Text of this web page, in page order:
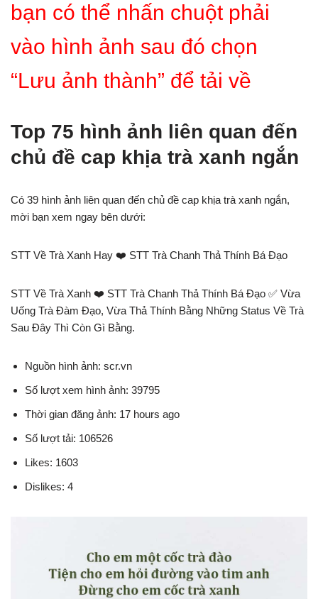
bạn có thể nhấn chuột phải
vào hình ảnh sau đó chọn
“Lưu ảnh thành” để tải về
Top 75 hình ảnh liên quan đến
chủ đề cap khịa trà xanh ngắn
Có 39 hình ảnh liên quan đến chủ đề cap khịa trà xanh ngắn,
mời bạn xem ngay bên dưới:
STT Về Trà Xanh Hay ❤️️ STT Trà Chanh Thả Thính Bá Đạo
STT Về Trà Xanh ❤️️ STT Trà Chanh Thả Thính Bá Đạo ✅ Vừa
Uống Trà Đàm Đạo, Vừa Thả Thính Bằng Những Status Về Trà
Sau Đây Thì Còn Gì Bằng.
Nguồn hình ảnh: scr.vn
Số lượt xem hình ảnh: 39795
Thời gian đăng ảnh: 17 hours ago
Số lượt tải: 106526
Likes: 1603
Dislikes: 4